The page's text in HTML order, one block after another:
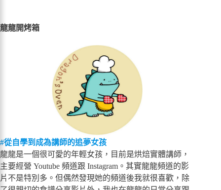
龍龍開烤箱
#從自學到成為講師的追夢女孩
龍龍是一個很可愛的年輕女孩，目前是烘焙實體講師，
主要經營 Youtube 頻道跟 Instagram。其實龍龍頻道的影
片不是特別多。但偶然發現她的頻道後我就很喜歡，除